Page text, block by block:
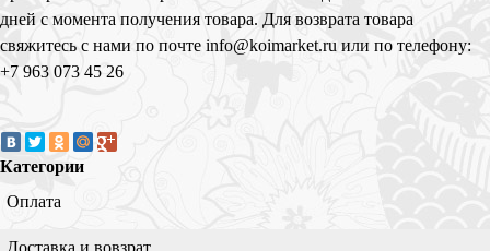
дней с момента получения товара. Для возврата товара
свяжитесь с нами по почте info@koimarket.ru или по телефону:
+7 963 073 45 26
Категории
Оплата
Доставка и вовзрат